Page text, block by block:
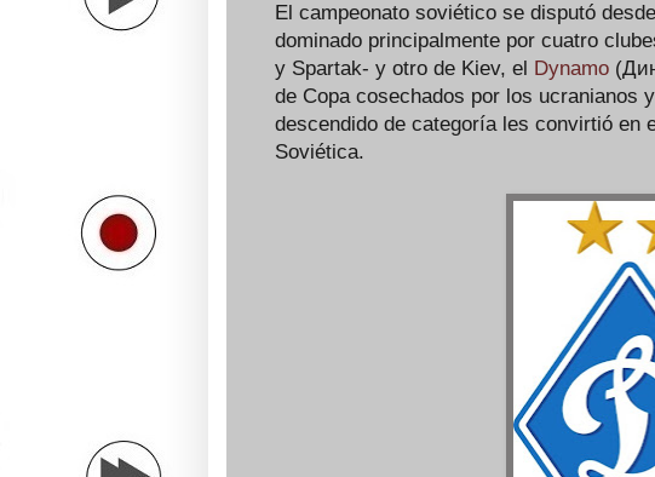
El campeonato soviético se disputó
dominado principalmente por cuatro
y Spartak- y otro de Kiev, el
Dynamo
de Copa cosechados por los ucranianos
descendido de categoría les convirtió en
Soviética.